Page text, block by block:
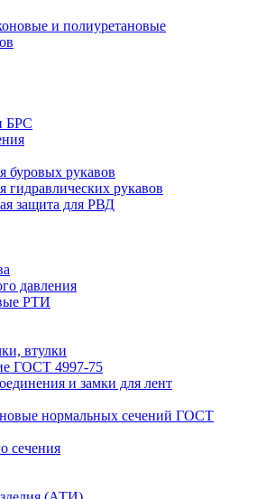
и полиуретановые
БРС
буровых рукавов
гидравлических рукавов
защита для РВД
давления
РТИ
втулки
ГОСТ 4997-75
и замки для лент
нормальных сечений ГОСТ
сечения